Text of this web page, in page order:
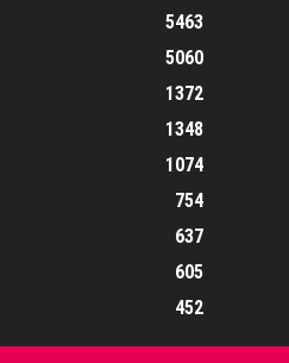
5463
5060
1372
1348
1074
754
637
605
452